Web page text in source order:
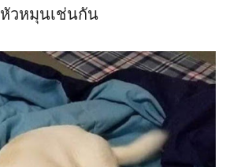
หัวหมุนเช่นกัน